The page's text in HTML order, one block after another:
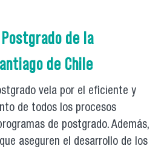
de la
de Chile
vela por el eficiente y
de todos los procesos
de postgrado. Además,
aseguren el desarrollo de los